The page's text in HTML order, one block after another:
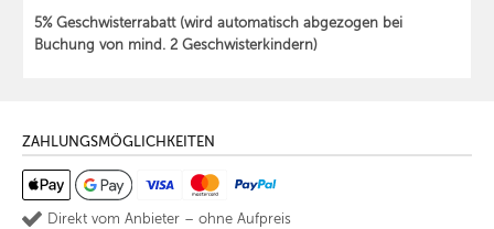
5% Geschwisterrabatt (wird automatisch abgezogen bei
Buchung von mind. 2 Geschwisterkindern)
ZAHLUNGSMÖGLICHKEITEN
Direkt vom Anbieter – ohne Aufpreis